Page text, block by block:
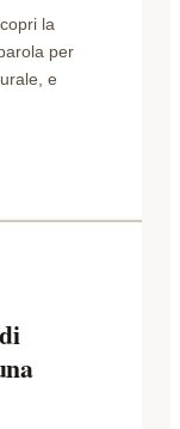
la
per
e